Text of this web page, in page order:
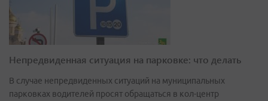
Непредвиденная ситуация на парковке: что делать
В случае непредвиденных ситуаций на муниципальных
парковках водителей просят обращаться в кол-центр